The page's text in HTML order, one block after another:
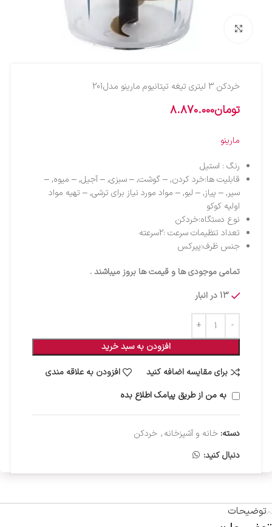
بزرگنمایی تصویر
خردکن 3 ليتري تيغه تيتانيوم مارينو مدل201
تومان8.870.000
مارینو
رنگ : استیل
قابلیت ها:خرد کردن, – گوشت, – سبزی, – آجیل, – میوه, –
سیر, – پیاز, – لبو, – مواد مورد نیاز برای ترشی, – تهیه مواد
اولیه کوکو
نوع دستگاه:خردکن
تعداد تنظیمات سرعت :2سرعته
جنس ظرف:پیرکس
تمامی موجودی ها و قیمت ها بروز میباشند .
13 در انبار
افزودن به سبد خرید
برای مقایسه اضافه کنید
افزودن به علاقه مندی
به من از طریق پیامک اطلاع بده
دسته: خانه و آشپزخانه, خردکن
دنبال کنید:
توضیحات